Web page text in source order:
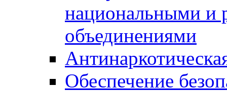
национальными и
объединениями
Обеспечение